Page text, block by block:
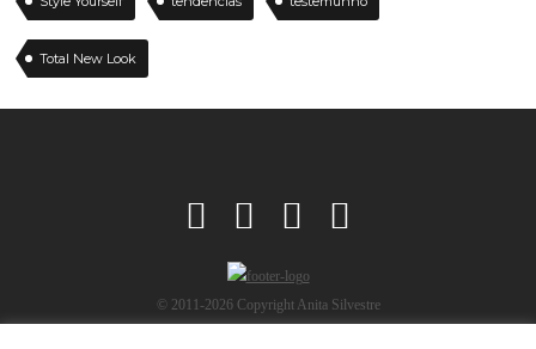
Total New Look
© 2011-2026 Copyright Anita Silvestre